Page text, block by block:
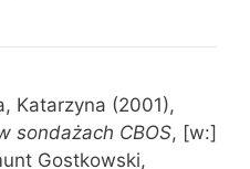
Katarzyna (2001),
sondażach CBOS, [w:]
Gostkowski,